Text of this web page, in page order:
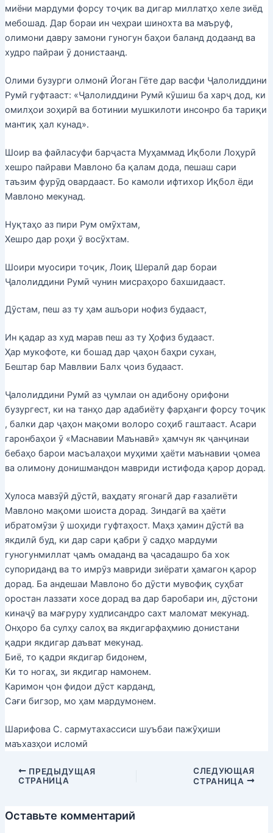
миёни мардуми форсу тоҷик ва дигар миллатҳо хеле зиёд
мебошад. Дар бораи ин чеҳраи шинохта ва маъруф,
олимони давру замони гуногун баҳои баланд додаанд ва
худро пайраи ӯ донистаанд.
Олими бузурги олмонӣ Йоган Гёте дар васфи Ҷалолиддини
Румӣ гуфтааст: «Ҷалолиддини Румӣ кӯшиш ба харҷ дод, ки
омилҳои зоҳирӣ ва ботинии мушкилоти инсонро ба тариқи
мантиқ ҳал кунад».
Шоир ва файласуфи барҷаста Муҳаммад Иқболи Лоҳурӣ
хешро пайрави Мавлоно ба қалам дода, пешаш сари
таъзим фурӯд овардааст. Бо камоли ифтихор Иқбол ёди
Мавлоно мекунад.
Нуқтаҳо аз пири Рум омӯхтам,
Хешро дар роҳи ӯ восӯхтам.
Шоири муосири тоҷик, Лоиқ Шералӣ дар бораи
Ҷалолиддини Румӣ чунин мисраҳоро бахшидааст.
Дӯстам, пеш аз ту ҳам ашъори нофиз будааст,
Ин қадар аз худ марав пеш аз ту Ҳофиз будааст.
Ҳар мукофоте, ки бошад дар ҷаҳон баҳри сухан,
Бештар бар Мавлвии Балх ҷоиз будааст.
Ҷалолиддини Румӣ аз ҷумлаи он адибону орифони
бузургест, ки на танҳо дар адабиёту фарҳанги форсу тоҷик
, балки дар ҷаҳон мақоми волоро соҳиб гаштааст. Асари
гаронбаҳои ӯ «Маснавии Маънавӣ» ҳамчун як ҷанҷинаи
бебаҳо барои масъалаҳои муҳими ҳаёти маънавии ҷомеа
ва олимону донишмандон мавриди истифода қарор дорад.
Хулоса мавзӯӣ дӯстӣ, ваҳдату ягонагӣ дар ғазалиёти
Мавлоно мақоми шоиста дорад. Зиндагӣ ва ҳаёти
ибратомӯзи ӯ шоҳиди гуфтаҳост. Маҳз ҳамин дӯстӣ ва
якдилӣ буд, ки дар сари қабри ӯ садҳо мардуми
гуногунмиллат ҷамъ омаданд ва ҷасадашро ба хок
супориданд ва то имрӯз мавриди зиёрати ҳамагон қарор
дорад. Ба андешаи Мавлоно бо дӯсти мувофиқ суҳбат
оростан лаззати хосе дорад ва дар баробари ин, дӯстони
кинаҷӯ ва мағруру худписандро сахт маломат мекунад.
Онҳоро ба сулҳу салоҳ ва якдигарфаҳмию донистани
қадри якдигар даъват мекунад.
Биё, то қадри якдигар бидонем,
Ки то ногаҳ, зи якдигар намонем.
Каримон ҷон фидои дӯст карданд,
Сағи бигзор, мо ҳам мардумонем.
Шарифова С. сармутахассиси шуъбаи пажӯҳиши
маъхазҳои исломӣ
ПРЕДЫДУЩАЯ
СТРАНИЦА
СЛЕДУЮЩАЯ
СТРАНИЦА
Оставьте комментарий